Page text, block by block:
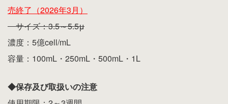
売終了（2026年3月）
サイズ：3.5～5.5μ
濃度：5億cell/mL
容量：100mL・250mL・500mL・1L
◆保存及び取扱いの注意